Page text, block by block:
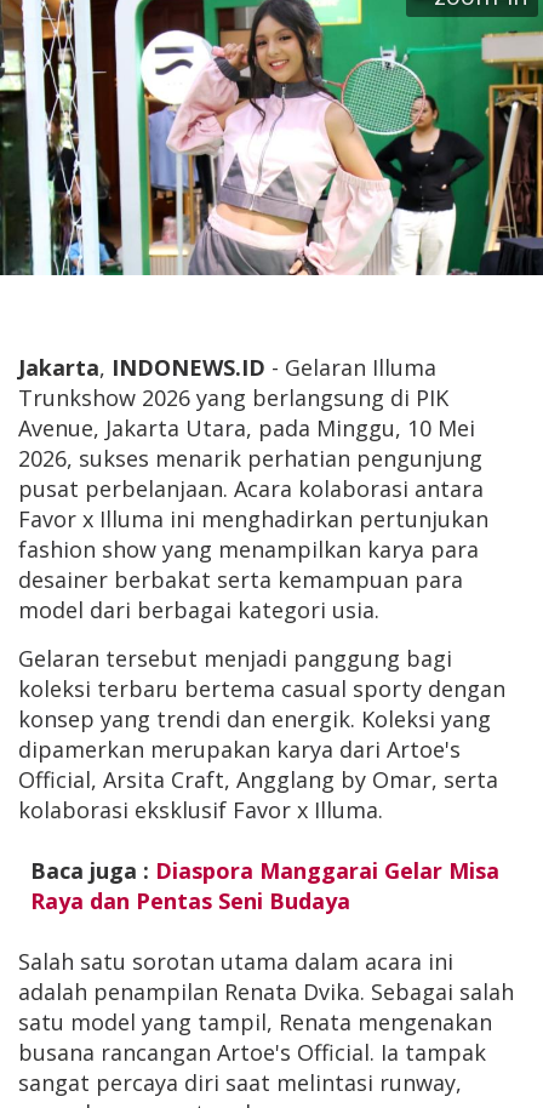
Jakarta, INDONEWS.ID - ​Gelaran Illuma
Trunkshow 2026 yang berlangsung di PIK
Avenue, Jakarta Utara, pada Minggu, 10 Mei
2026, sukses menarik perhatian pengunjung
pusat perbelanjaan. Acara kolaborasi antara
Favor x Illuma ini menghadirkan pertunjukan
fashion show yang menampilkan karya para
desainer berbakat serta kemampuan para
model dari berbagai kategori usia.
Gelaran tersebut menjadi panggung bagi
koleksi terbaru bertema casual sporty dengan
konsep yang trendi dan energik. Koleksi yang
dipamerkan merupakan karya dari Artoe's
Official, Arsita Craft, Angglang by Omar, serta
kolaborasi eksklusif Favor x Illuma.
Baca juga : Diaspora Manggarai Gelar Misa
Raya dan Pentas Seni Budaya
​Salah satu sorotan utama dalam acara ini
adalah penampilan Renata Dvika. Sebagai salah
satu model yang tampil, Renata mengenakan
busana rancangan Artoe's Official. Ia tampak
sangat percaya diri saat melintasi runway,